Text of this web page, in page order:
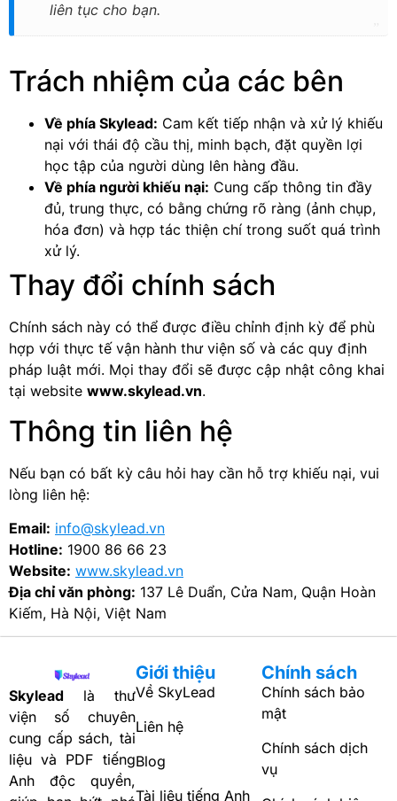
liên tục cho bạn.
Trách nhiệm của các bên
Về phía Skylead: Cam kết tiếp nhận và xử lý khiếu
nại với thái độ cầu thị, minh bạch, đặt quyền lợi
học tập của người dùng lên hàng đầu.
Về phía người khiếu nại: Cung cấp thông tin đầy
đủ, trung thực, có bằng chứng rõ ràng (ảnh chụp,
hóa đơn) và hợp tác thiện chí trong suốt quá trình
xử lý.
Thay đổi chính sách
Chính sách này có thể được điều chỉnh định kỳ để phù
hợp với thực tế vận hành thư viện số và các quy định
pháp luật mới. Mọi thay đổi sẽ được cập nhật công khai
tại website www.skylead.vn.
Thông tin liên hệ
Nếu bạn có bất kỳ câu hỏi hay cần hỗ trợ khiếu nại, vui
lòng liên hệ:
Email: info@skylead.vn
Hotline: 1900 86 66 23
Website: www.skylead.vn
Địa chỉ văn phòng: 137 Lê Duẩn, Cửa Nam, Quận Hoàn
Kiếm, Hà Nội, Việt Nam
Skylead là thư
viện số chuyên
cung cấp sách, tài
liệu và PDF tiếng
Anh độc quyền,
Giới thiệu
Về SkyLead
Liên hệ
Blog
Tài liệu tiếng Anh
Chính sách
Chính sách bảo
mật
Chính sách dịch
vụ